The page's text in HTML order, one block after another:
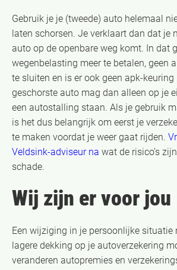
Gebruik je je (tweede) auto helemaal
laten schorsen. Je verklaart dan dat je
auto op de openbare weg komt. In dat
wegenbelasting meer te betalen, geen
te sluiten en is er ook geen apk-
geschorste auto mag dan alleen op je
een autostalling staan. Als je gebruik
is het dus belangrijk om eerst je
te maken voordat je weer gaat rijden.
Veldsink-adviseur na wat de risico’s
schade.
Wij zijn er voor jou
Een wijziging in je persoonlijke situatie
lagere dekking op je autoverzekering
veranderen autopremies en